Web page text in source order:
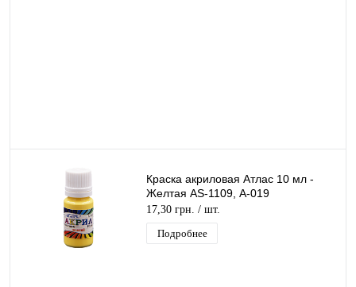
Краска акриловая Атлас 10 мл -
Желтая AS-1109, А-019
17,30 грн. / шт.
Подробнее